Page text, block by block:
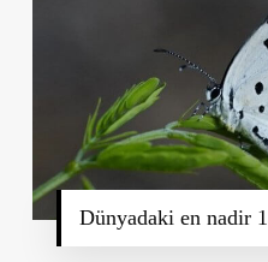
Dünyadaki en nadir